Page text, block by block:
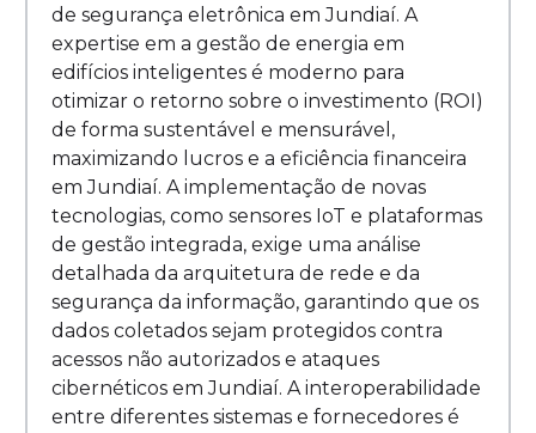
de segurança eletrônica em Jundiaí. A
expertise em a gestão de energia em
edifícios inteligentes é moderno para
otimizar o retorno sobre o investimento (ROI)
de forma sustentável e mensurável,
maximizando lucros e a eficiência financeira
em Jundiaí. A implementação de novas
tecnologias, como sensores IoT e plataformas
de gestão integrada, exige uma análise
detalhada da arquitetura de rede e da
segurança da informação, garantindo que os
dados coletados sejam protegidos contra
acessos não autorizados e ataques
cibernéticos em Jundiaí. A interoperabilidade
entre diferentes sistemas e fornecedores é